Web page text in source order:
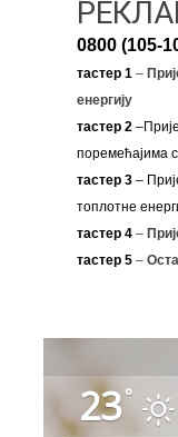
0800 (105-
тастер 1–
енергију
тастер 2
поремећајима
тастер 3–
топлотне
тастер 4 –
тастер 5 –
23°